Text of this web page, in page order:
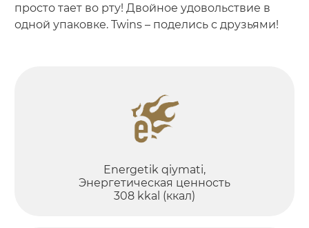
просто тает во рту! Двойное удовольствие в
одной упаковке. Twins – поделись с друзьями!
Energetik qiymati,
Энергетическая ценность
308 kkal (ккал)